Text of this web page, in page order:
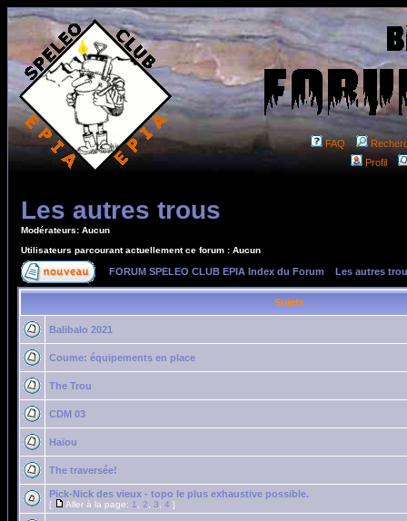
FAQ
Profil
Les autres trous
Modérateurs: Aucun
Utilisateurs parcourant actuellement ce forum : Aucun
FORUM SPELEO CLUB EPIA Index du Forum Les autres
Sujets
Balibalo 2021
Coume: équipements en place
The Trou
CDM 03
Haïou
The traversée!
Pick-Nick des vieux - topo le plus exhaustive possible.
[ Aller à la page: 1 2 3 4 ]